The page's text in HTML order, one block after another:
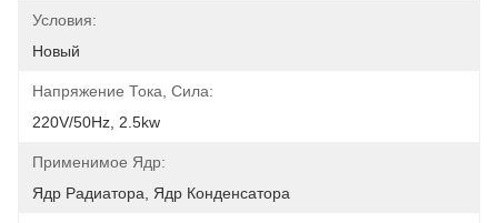
Условия:
Новый
Напряжение Тока, Сила:
220V/50Hz, 2.5kw
Применимое Ядр:
Ядр Радиатора, Ядр Конденсатора